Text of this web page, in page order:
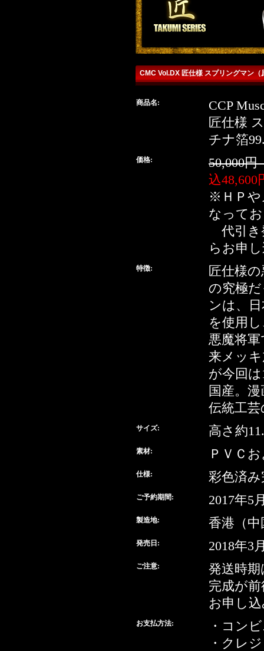
CMC Vol.DX 匠仕様 スプリングマン
detailq
detail
商品名:
CCP
匠仕様
チナ箔
価格:
50,000
込48,600
※ＨＰや
なって
代引き
らお申
特徴:
匠仕様
の究極
ンは、
を使用
悪魔将
来メッ
が今回
国産。
伝統工
サイズ: 高さ約
素材: ＰＶＣ
仕様: 彩色済
ご予約期間: 2017年5
製造地: 香港（中
発売日: 2018年3
ご注意:
発送時
完成が
お申し
お支払方法:
・コン
・クレ